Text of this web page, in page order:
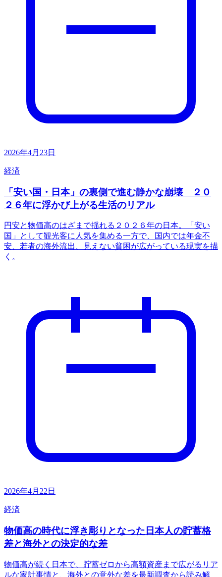
2026年4月23日
経済
「安い国・日本」の裏側で進む静かな崩壊 ２０
２６年に浮かび上がる生活のリアル
円安と物価高のはざまで揺れる２０２６年の日本。「安い
国」として観光客に人気を集める一方で、国内では年金不
安、若者の海外流出、見えない貧困が広がっている現実を描
く。
2026年4月22日
経済
物価高の時代に浮き彫りとなった日本人の貯蓄格
差と海外との決定的な差
物価高が続く日本で、貯蓄ゼロから高額資産まで広がるリア
ルな家計事情と、海外との意外な差を最新調査から読み解